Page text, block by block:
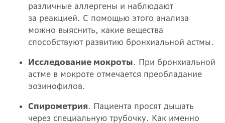
различные аллергены и наблюдают
за реакцией. С помощью этого анализа
можно выяснить, какие вещества
способствуют развитию бронхиальной астмы.
Исследование мокроты. При бронхиальной
астме в мокроте отмечается преобладание
эозинофилов.
Спирометрия. Пациента просят дышать
через специальную трубочку. Как именно